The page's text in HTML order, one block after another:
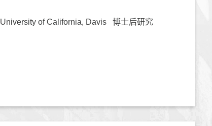
University of California, Davis 博士后研究